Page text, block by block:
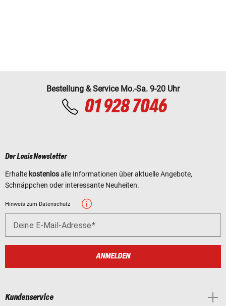
Bestellung & Service Mo.-Sa. 9-20 Uhr
01 928 7046
Der Louis Newsletter
Erhalte kostenlosalle Informationen über aktuelle Angebote,
Schnäppchen oder interessante Neuheiten.
Hinweis zum Datenschutz
Deine E-Mail-Adresse
ANMELDEN
Kundenservice